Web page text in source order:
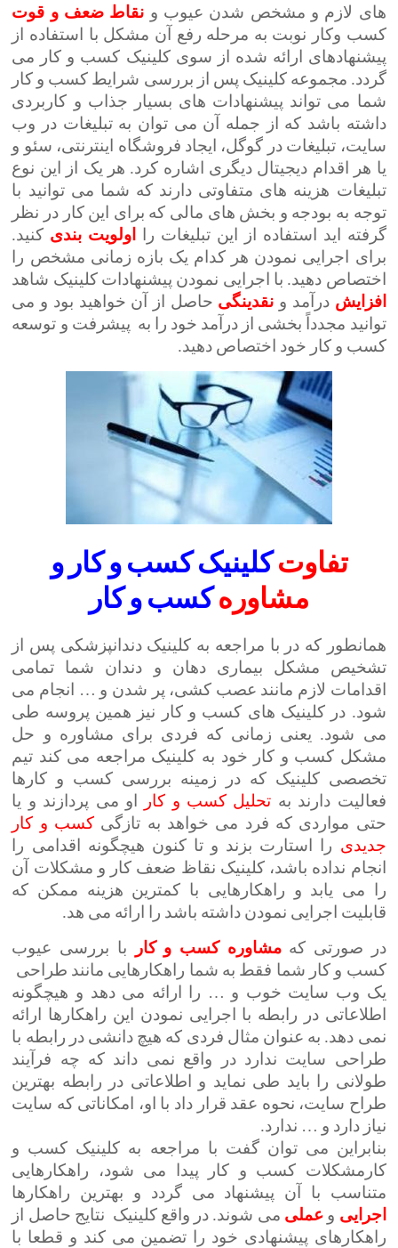
های لازم و مشخص شدن عیوب و نقاط ضعف و قوت
کسب وکار نوبت به مرحله رفع آن مشکل با استفاده از
پیشنهادهای ارائه شده از سوی کلینیک کسب و کار می
گردد. مجموعه کلینیک پس از بررسی شرایط کسب و کار
شما می تواند پیشنهادات های بسیار جذاب و کاربردی
داشته باشد که از جمله آن می توان به تبلیغات در وب
سایت، تبلیغات در گوگل، ایجاد فروشگاه اینترنتی، سئو و
یا هر اقدام دیجیتال دیگری اشاره کرد. هر یک از این نوع
تبلیغات هزینه های متفاوتی دارند که شما می توانید با
توجه به بودجه و بخش های مالی که برای این کار در نظر
گرفته اید استفاده از این تبلیغات را
اولویت بندی کنید.
برای اجرایی نمودن هر کدام یک بازه زمانی مشخص را
اختصاص دهید. با اجرایی نمودن پیشنهادات کلینیک شاهد
افزایش درآمد و نقدینگی حاصل از آن خواهید بود و می
توانید مجدداً بخشی از درآمد خود را به پیشرفت و توسعه
کسب و کار خود اختصاص دهید.
تفاوتکلینیک کسب و کار و
مشاورهکسب و کار
همانطور که در با مراجعه به کلینیک دندانپزشکی پس از
تشخیص مشکل بیماری دهان و دندان شما تمامی
اقدامات لازم مانند عصب کشی، پر شدن و … انجام می
شود. در کلینیک های کسب و کار نیز همین پروسه طی
می شود. یعنی زمانی که فردی برای مشاوره و حل
مشکل کسب و کار خود به کلینیک مراجعه می کند تیم
تخصصی کلینیک که در زمینه بررسی کسب و کارها
فعالیت دارند به تحلیل کسب و کار
او می پردازند و یا
حتی مواردی که فرد می خواهد به تازگی کسب و کار
جدیدی را استارت بزند و تا کنون هیچگونه اقدامی را
انجام نداده باشد، کلینیک نقاظ ضعف کار و مشکلات آن
را می یابد و راهکارهایی با کمترین هزینه ممکن که
قابلیت اجرایی نمودن داشته باشد را ارائه می هد.
در صورتی کهمشاوره کسب و کار
با بررسی عیوب
کسب و کار شما فقط به شما راهکارهایی مانند طراحی
یک وب سایت خوب و … را ارائه می دهد و هیچگونه
اطلاعاتی در رابطه با اجرایی نمودن این راهکارها ارائه
نمی دهد. به عنوان مثال فردی که هیچ دانشی در رابطه با
طراحی سایت ندارد در واقع نمی داند که چه فرآیند
طولانی را باید طی نماید و اطلاعاتی در رابطه بهترین
طراح سایت، نحوه عقد قرار داد با او، امکاناتی که سایت
نیاز دارد و … ندارد.
بنابراین می توان گفت با مراجعه به کلینیک کسب و
کارمشکلات کسب و کار پیدا می شود، راهکارهایی
متناسب با آن پیشنهاد می گردد و بهترین راهکارها
اجرایی و عملی می شوند. در واقع کلینیک نتایج حاصل از
راهکارهای پیشنهادی خود را تضمین می کند و قطعا با